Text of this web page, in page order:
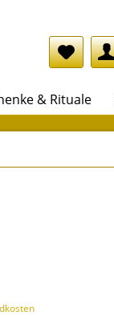
& Rituale